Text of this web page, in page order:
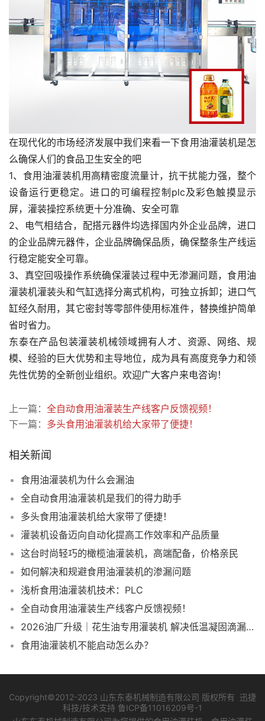
在现代化的市场经济发展中我们来看一下食用油灌装机是怎
么确保人们的食品卫生安全的吧
1、食用油灌装机用高精密度流量计，抗干扰能力强，整个
设备运行更稳定。进口的可编程控制plc及彩色触摸显示
屏，灌装操控系统更十分准确、安全可靠
2、电气相结合，配搭元器件均选择国内外企业品牌，进口
的企业品牌元器件，企业品牌确保品质，确保整条生产线运
行稳定能安全可靠。
3、真空回吸操作系统确保灌装过程中无渗漏问题，食用油
灌装机灌装头和气缸选择分离式机构，可独立拆卸；进口气
缸经久耐用，其它密封等零部件使用标准件，替换维护简单
省时省力。
东泰在产品包装灌装机械领域拥有人才、资源、网络、规
模、经验的巨大优势和主导地位，成为具有高度竞争力和领
先性优势的全新创业组织。欢迎广大客户来电咨询！
上一篇： 全自动食用油灌装生产线客户反馈视频！
下一篇： 多头食用油灌装机给大家带了便捷！
相关新闻
食用油灌装机为什么会漏油
全自动食用油灌装机是我们的得力助手
多头食用油灌装机给大家带了便捷！
灌装机设备迈向自动化提高工作效率和产品质量
这台时尚轻巧的橄榄油灌装机，高端配备，价格亲民
如何解决和规避食用油灌装机的渗漏问题
浅析食用油灌装机技术：PLC
全自动食用油灌装生产线客户反馈视频！
2026油厂升级｜花生油专用灌装机 解决低温凝固滴漏计量难题
食用油灌装机不能启动怎么办？
Copyright©2012-2023 山东东泰机械制造有限公司 版权所有 迅捷
科技/技术支持 鲁ICP备11016209号-1